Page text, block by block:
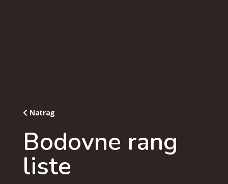
Natrag
Bodovne rang
liste